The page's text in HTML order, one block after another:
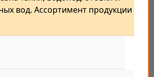
вод. Ассортимент продукции